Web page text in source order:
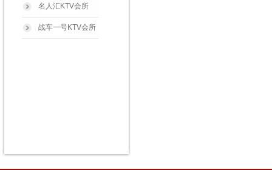
名人汇KTV会所
战车一号KTV会所